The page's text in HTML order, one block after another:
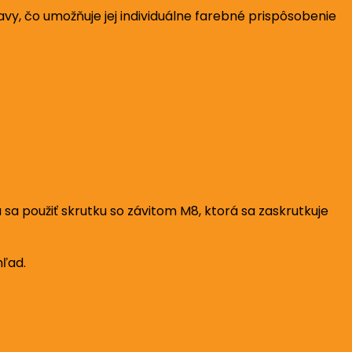
čo umožňuje jej individuálne farebné prispôsobenie
použiť skrutku so závitom M8, ktorá sa zaskrutkuje